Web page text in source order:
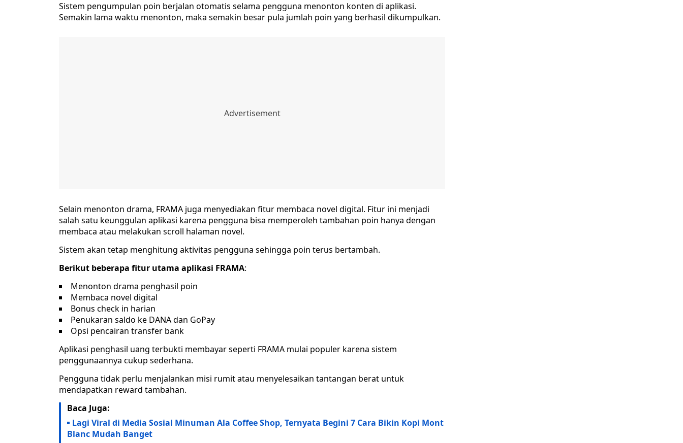
Sistem pengumpulan poin berjalan otomatis selama pengguna menonton konten di aplikasi.
Semakin lama waktu menonton, maka semakin besar pula jumlah poin yang berhasil dikumpulkan.
Selain menonton drama, FRAMA juga menyediakan fitur membaca novel digital. Fitur ini menjadi
salah satu keunggulan aplikasi karena pengguna bisa memperoleh tambahan poin hanya dengan
membaca atau melakukan scroll halaman novel.
Sistem akan tetap menghitung aktivitas pengguna sehingga poin terus bertambah.
Berikut beberapa fitur utama aplikasi FRAMA:
Menonton drama penghasil poin
Membaca novel digital
Bonus check in harian
Penukaran saldo ke DANA dan GoPay
Opsi pencairan transfer bank
Aplikasi penghasil uang terbukti membayar seperti FRAMA mulai populer karena sistem
penggunaannya cukup sederhana.
Pengguna tidak perlu menjalankan misi rumit atau menyelesaikan tantangan berat untuk
mendapatkan reward tambahan.
Baca Juga:
Lagi Viral di Media Sosial Minuman Ala Coffee Shop, Ternyata Begini 7 Cara Bikin Kopi Mont
Blanc Mudah Banget